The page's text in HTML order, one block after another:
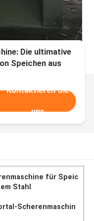
Die ultimative
Speichen aus
Kontaktieren Sie
uns
für Speic
Stahl
Scherenmaschin